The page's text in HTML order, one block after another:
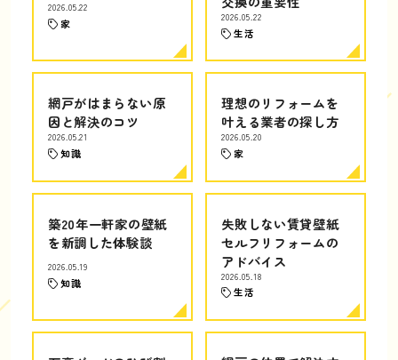
2026.05.22
家
2026.05.22
生活
網戸がはまらない原
因と解決のコツ
2026.05.21
知識
理想のリフォームを
叶える業者の探し方
2026.05.20
家
築20年一軒家の壁紙
を新調した体験談
2026.05.19
知識
失敗しない賃貸壁紙
セルフリフォームの
アドバイス
2026.05.18
生活